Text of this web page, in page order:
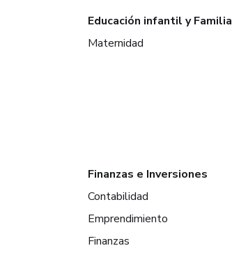
Educación infantil y Familia
Maternidad
Finanzas e Inversiones
Contabilidad
Emprendimiento
Finanzas